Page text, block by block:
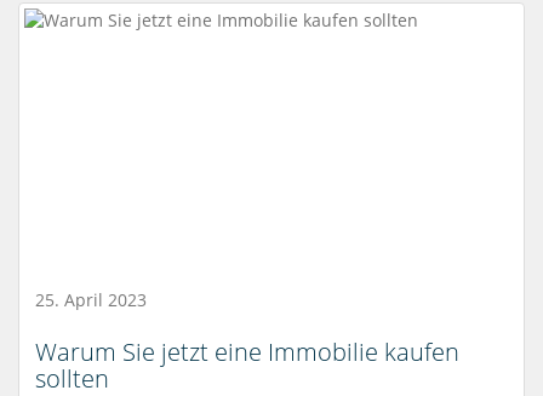
25. April 2023
Warum Sie jetzt eine Immobilie kaufen
sollten